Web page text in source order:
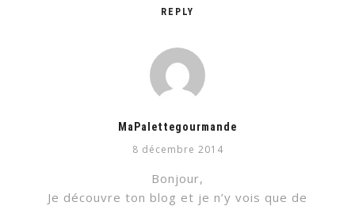
REPLY
MaPalettegourmande
8 décembre 2014
Bonjour,
Je découvre ton blog et je n’y vois que de